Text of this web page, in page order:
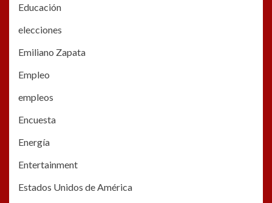
Educación
elecciones
Emiliano Zapata
Empleo
empleos
Encuesta
Energía
Entertainment
Estados Unidos de América